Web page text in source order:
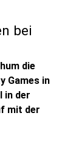
bei
die
Games in
in der
mit der